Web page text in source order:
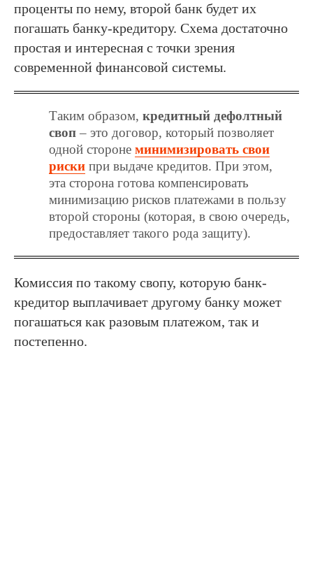
проценты по нему, второй банк будет их
погашать банку-кредитору. Схема достаточно
простая и интересная с точки зрения
современной финансовой системы.
Таким образом, кредитный дефолтный
своп – это договор, который позволяет
одной стороне минимизировать свои
риски при выдаче кредитов. При этом,
эта сторона готова компенсировать
минимизацию рисков платежами в пользу
второй стороны (которая, в свою очередь,
предоставляет такого рода защиту).
Комиссия по такому свопу, которую банк-
кредитор выплачивает другому банку может
погашаться как разовым платежом, так и
постепенно.